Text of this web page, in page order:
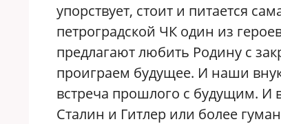
упорствует, стоит и питается
петроградской ЧК один из
предлагают любить Родину с
проиграем будущее. И наши
встреча прошлого с будущим. И
Сталин и Гитлер или более